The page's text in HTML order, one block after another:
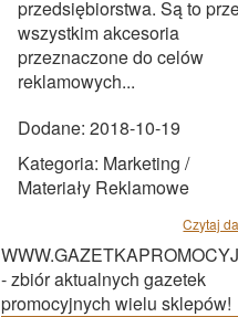
przedsiębiorstwa. Są to
wszystkim akcesoria
przeznaczone do celów
reklamowych...
Dodane: 2018-10-19
Kategoria: Marketing /
Materiały Reklamowe
Czytaj
- zbiór aktualnych gazetek
promocyjnych wielu sklepów!